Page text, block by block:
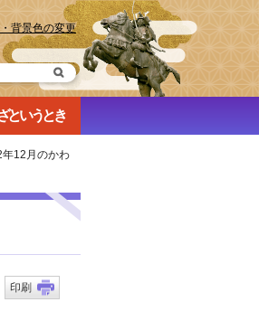
背景色の変更
というとき
年12月のかわ
印刷